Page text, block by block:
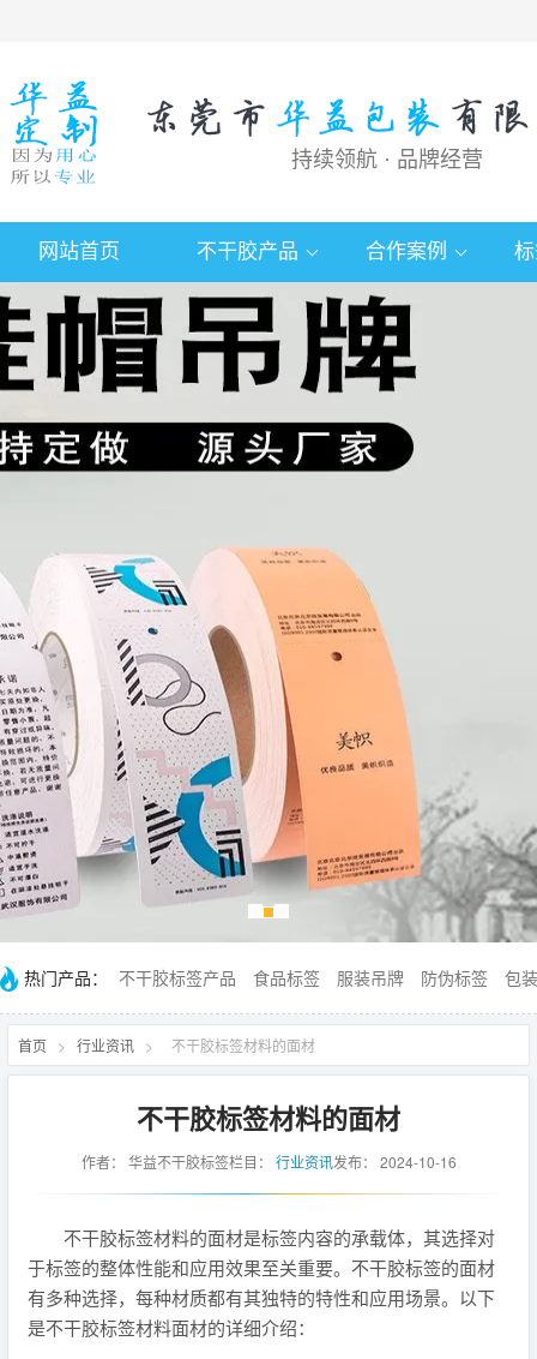
持续领航 · 品牌经营
网站首页 不干胶产品 合作案例
热门产品： 不干胶标签产品 食品标签 服装吊牌 防伪标签 包
首页 > 行业资讯 > 不干胶标签材料的面材
不干胶标签材料的面材
作者： 华益不干胶标签栏目： 行业资讯发布： 2024-10-16
不干胶标签材料的面材是标签内容的承载体，其选择对
于标签的整体性能和应用效果至关重要。不干胶标签的面材
有多种选择，每种材质都有其独特的特性和应用场景。以下
是不干胶标签材料面材的详细介绍：